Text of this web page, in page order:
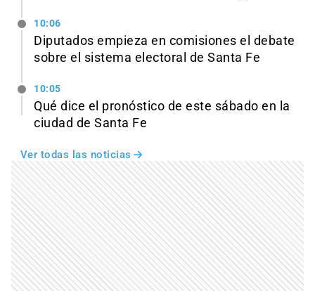
10:06
Diputados empieza en comisiones el debate
sobre el sistema electoral de Santa Fe
10:05
Qué dice el pronóstico de este sábado en la
ciudad de Santa Fe
Ver todas las noticias